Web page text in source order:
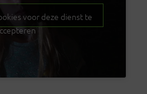
voor deze dienst te